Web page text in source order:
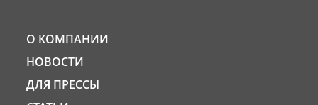
О КОМПАНИИ
НОВОСТИ
ДЛЯ ПРЕССЫ